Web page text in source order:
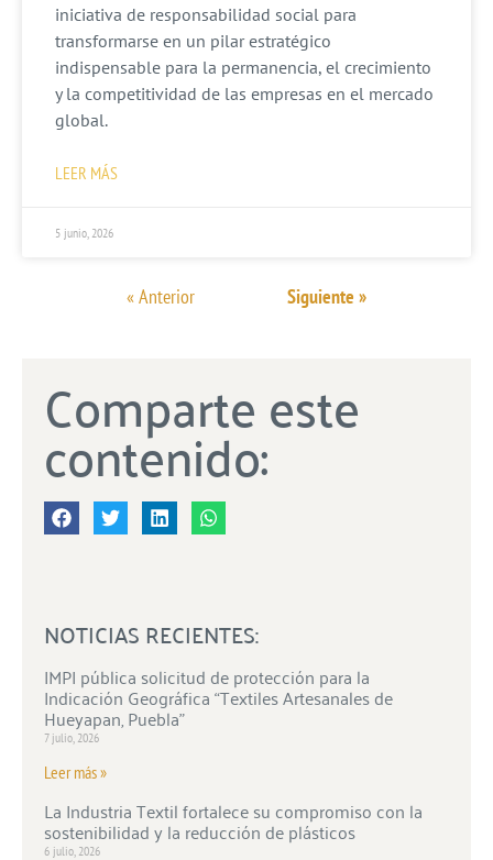
iniciativa de responsabilidad social para
transformarse en un pilar estratégico
indispensable para la permanencia, el crecimiento
y la competitividad de las empresas en el mercado
global.
LEER MÁS
5 junio, 2026
« Anterior Siguiente »
Comparte este
contenido:
NOTICIAS RECIENTES:
IMPI pública solicitud de protección para la
Indicación Geográfica “Textiles Artesanales de
Hueyapan, Puebla”
7 julio, 2026
Leer más »
La Industria Textil fortalece su compromiso con la
sostenibilidad y la reducción de plásticos
6 julio, 2026